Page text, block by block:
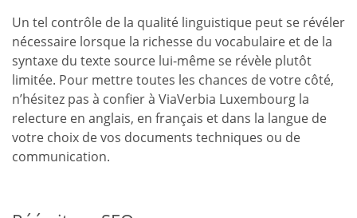
Un tel contrôle de la qualité linguistique peut se révéler
nécessaire lorsque la richesse du vocabulaire et de la
syntaxe du texte source lui-même se révèle plutôt
limitée. Pour mettre toutes les chances de votre côté,
n’hésitez pas à confier à ViaVerbia Luxembourg la
relecture en anglais, en français et dans la langue de
votre choix de vos documents techniques ou de
communication.